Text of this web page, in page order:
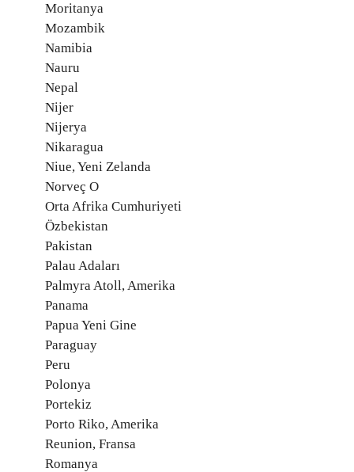
Moritanya
Mozambik
Namibia
Nauru
Nepal
Nijer
Nijerya
Nikaragua
Niue, Yeni Zelanda
Norveç O
Orta Afrika Cumhuriyeti
Özbekistan
Pakistan
Palau Adaları
Palmyra Atoll, Amerika
Panama
Papua Yeni Gine
Paraguay
Peru
Polonya
Portekiz
Porto Riko, Amerika
Reunion, Fransa
Romanya